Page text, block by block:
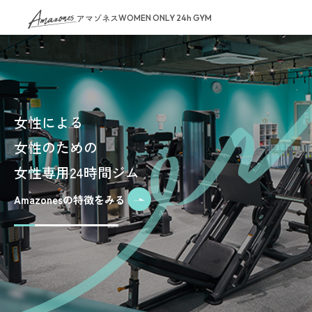
アマゾネスWOMEN ONLY 24h GYM
女性による
女性のための
女性専用24時間ジム
Amazonesの特徴をみる